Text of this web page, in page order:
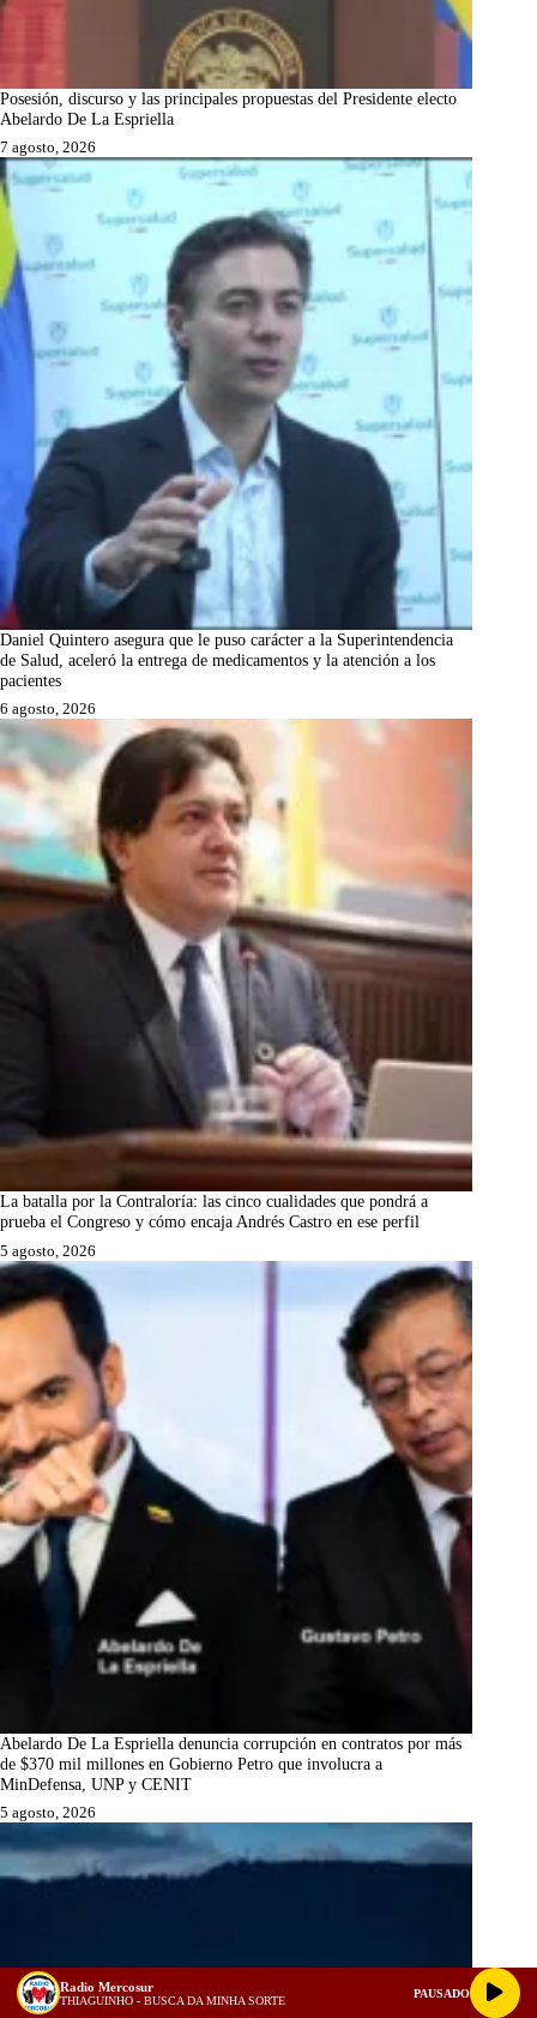
Posesión, discurso y las principales propuestas del Presidente electo
Abelardo De La Espriella
7 agosto, 2026
Daniel Quintero asegura que le puso carácter a la Superintendencia
de Salud, aceleró la entrega de medicamentos y la atención a los
pacientes
6 agosto, 2026
La batalla por la Contraloría: las cinco cualidades que pondrá a
prueba el Congreso y cómo encaja Andrés Castro en ese perfil
5 agosto, 2026
Abelardo De La Espriella denuncia corrupción en contratos por más
de $370 mil millones en Gobierno Petro que involucra a
MinDefensa, UNP y CENIT
5 agosto, 2026
Radio Mercosur
THIAGUINHO - BUSCA DA MINHA SORTE
PAUSADO